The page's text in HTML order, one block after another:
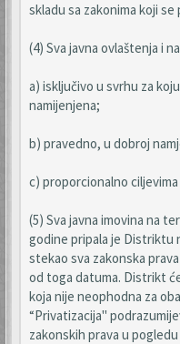
skladu sa zakonima koji
(4) Sva javna ovlaštenja i
a) isključivo u svrhu za
namijenjena;
b) pravedno, u dobroj
c) proporcionalno
(5) Sva javna imovina na
godine pripala je Distriktu
stekao sva zakonska
od toga datuma. Distrikt
koja nije neophodna za
“Privatizacija"
zakonskih prava u